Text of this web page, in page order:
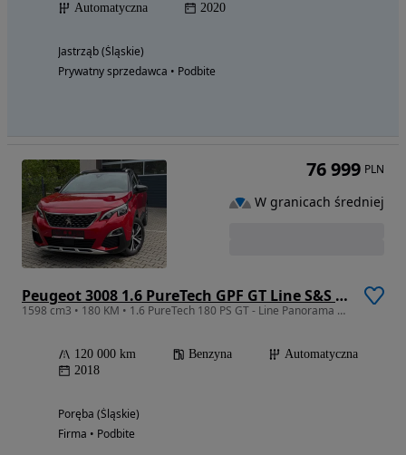
Automatyczna
2020
Jastrząb (Śląskie)
Prywatny sprzedawca • Podbite
Peugeot 3008 1.6 PureTech GPF GT Line S&S EAT8
1598 cm3 • 180 KM • 1.6 PureTech 180 PS GT - Line Panorama Full LED El. Fotele Kamera BDB!
120 000 km Benzyna
Automatyczna
2018
Poręba (Śląskie)
Firma • Podbite
76 999 PLN
W granicach średniej